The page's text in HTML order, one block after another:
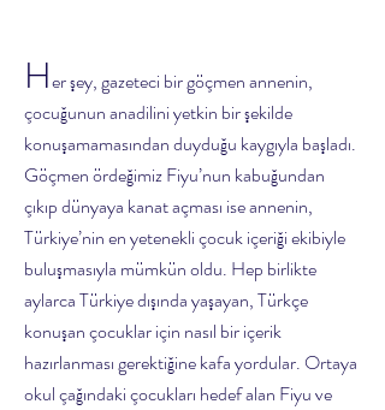
Her şey, gazeteci bir göçmen annenin,
çocuğunun anadilini yetkin bir şekilde
konuşamamasından duyduğu kaygıyla başladı.
Göçmen ördeğimiz Fiyu’nun kabuğundan
çıkıp dünyaya kanat açması ise annenin,
Türkiye’nin en yetenekli çocuk içeriği ekibiyle
buluşmasıyla mümkün oldu. Hep birlikte
aylarca Türkiye dışında yaşayan, Türkçe
konuşan çocuklar için nasıl bir içerik
hazırlanması gerektiğine kafa yordular. Ortaya
okul çağındaki çocukları hedef alan Fiyu ve